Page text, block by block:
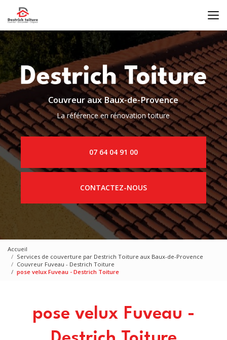
contenu
principal
Couvreur aux Baux-de-Provence
La référence en rénovation toiture
07 64 04 91 00
CONTACTEZ-NOUS
Accueil
Services de couverture par Destrich Toiture aux Baux-de-Provence
Couvreur Fuveau - Destrich Toiture
pose velux Fuveau - Destrich Toiture
pose velux Fuveau -